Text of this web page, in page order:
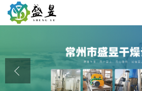
公司介绍
公司动态